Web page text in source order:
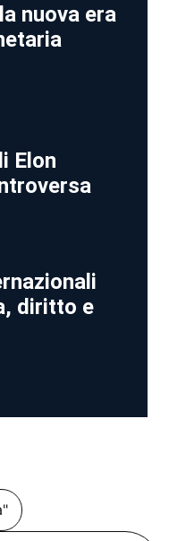
nuova era
Elon
diritto e